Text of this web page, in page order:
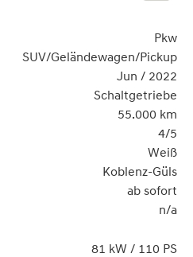
Pkw
SUV/Geländewagen/Pickup
Jun / 2022
Schaltgetriebe
55.000 km
4/5
Weiß
Koblenz-Güls
ab sofort
n/a
81 kW / 110 PS